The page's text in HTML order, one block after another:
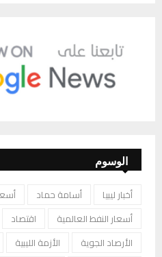
الوسوم
أخبار ليبيا أسامة حماد
أسعار النفط العالمية
اقتصاد
الأرصاد الجوية
الأزمة الليبية